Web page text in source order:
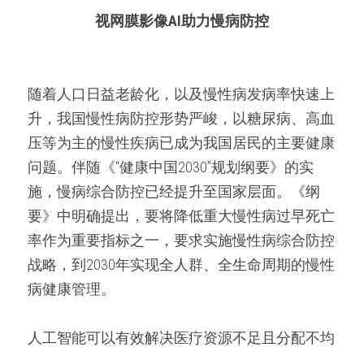
视网膜影像AI助力慢病防控
随着人口日益老龄化，以及慢性病发病率快速上
升，我国慢性病防控形势严峻，以糖尿病、高血
压等为主的慢性疾病已成为我国居民的主要健康
问题。伴随《“健康中国2030”规划纲要》的实
施，慢病综合防控已经提升至国家层面。《纲
要》中明确提出，要将降低重大慢性病过早死亡
率作为重要指标之一，要求实施慢性病综合防控
战略，到2030年实现全人群、全生命周期的慢性
病健康管理。
人工智能可以有效解决医疗资源不足且分配不均